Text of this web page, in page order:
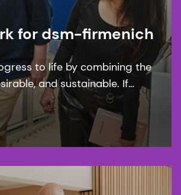
for dsm-firmenich
to life by combining the
and sustainable. If
with work with purpose and
is for you.